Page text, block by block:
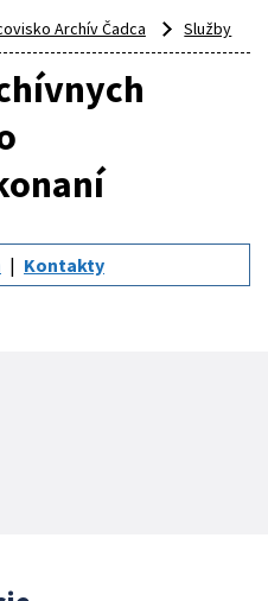
Archív Čadca Služby
Kontakty